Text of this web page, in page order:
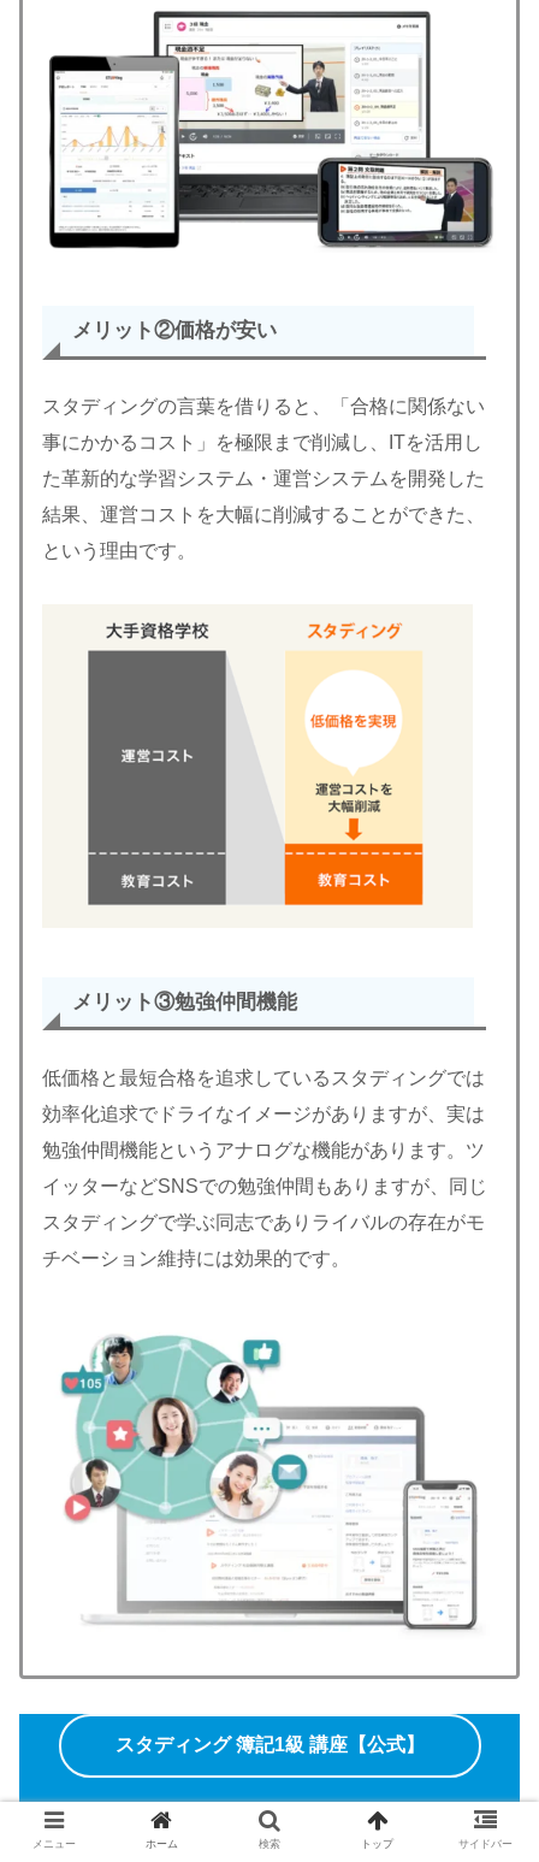
メリット②価格が安い
スタディングの言葉を借りると、「合格に関係ない
事にかかるコスト」を極限まで削減し、ITを活用し
た革新的な学習システム・運営システムを開発した
結果、運営コストを大幅に削減することができた、
という理由です。
メリット③勉強仲間機能
低価格と最短合格を追求しているスタディングでは
効率化追求でドライなイメージがありますが、実は
勉強仲間機能というアナログな機能があります。ツ
イッターなどSNSでの勉強仲間もありますが、同じ
スタディングで学ぶ同志でありライバルの存在がモ
チベーション維持には効果的です。
スタディング 簿記1級 講座【公式】
メニュー ホーム 検索 トップ サイドバー